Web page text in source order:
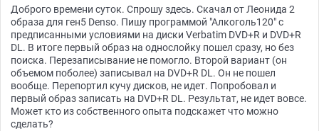
Доброго времени суток. Спрошу здесь. Скачал от Леонида 2
образа для ген5 Denso. Пишу программой "Алкоголь120" с
предписанными условиями на диски Verbatim DVD+R и DVD+R
DL. В итоге первый образ на однослойку пошел сразу, но без
поиска. Перезаписывание не помогло. Второй вариант (он
объемом поболее) записывал на DVD+R DL. Он не пошел
вообще. Перепортил кучу дисков, не идет. Попробовал и
первый образ записать на DVD+R DL. Результат, не идет вовсе.
Может кто из собственного опыта подскажет что можно
сделать?